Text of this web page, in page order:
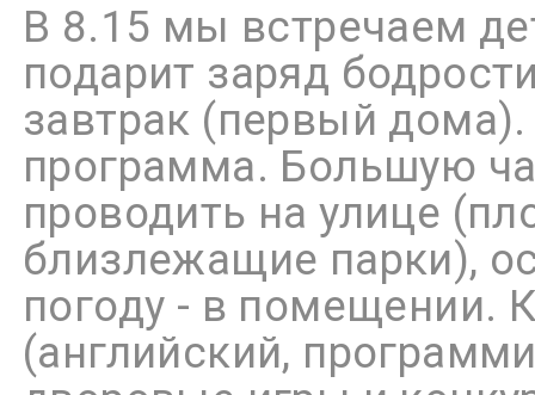
В 8.15 мы встречаем
подарит заряд
завтрак (первый
программа. Большую
проводить на улице
близлежащие парки),
погоду - в помещении.
(английский,